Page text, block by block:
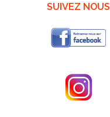
SUIVEZ NOUS